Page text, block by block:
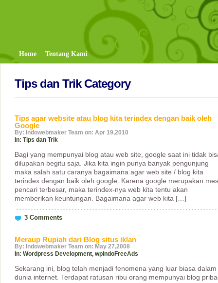
Home Tentang Kami
Tips dan Trik Category
Tips agar website atau blog kita terindex dengan baik oleh
Google
By: Indowebmaker Team on: Apr 19,2010
In: Tips dan Trik
Bagi yang mempunyai blog atau web site, google saat ini tidak
dilupakan begitu saja. Jika kita ingin punya banyak pengunjung
maka salah satu caranya bagaimana agar web site / blog kita
terindex dengan baik oleh google. Karena google merupakan
pencari terbesar, maka terindex-nya web kita tentu akan
memberikan keuntungan. Bagaimana agar web kita […]
3 Comments
Meraup Rupiah dari Blog situs iklan
By: Indowebmaker Team on: May 27,2008
In: Wordpress Development, wpIndoFreeAds
Sekarang ini, blog telah menjadi fenomena yang luar biasa dalam
dunia internet. Terdapat ratusan ribu orang mempunyai blog